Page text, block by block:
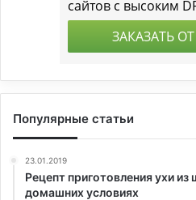
Популярные статьи
23.01.2019
Рецепт приготовления ухи из
домашних условиях